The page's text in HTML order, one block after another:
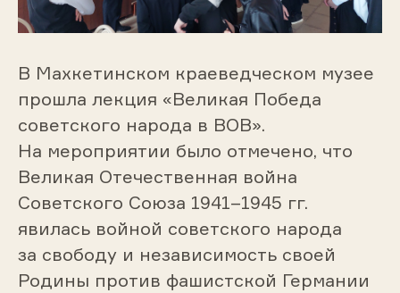
В Махкетинском краеведческом музее
прошла лекция «Великая Победа
советского народа в ВОВ».
На мероприятии было отмечено, что
Великая Отечественная война
Советского Союза 1941–1945 гг.
явилась войной советского народа
за свободу и независимость своей
Родины против фашистской Германии